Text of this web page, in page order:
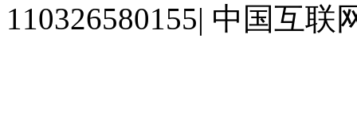
110326580155| 中国互联